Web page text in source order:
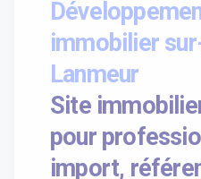
immobilier
Lanmeur
Site
pour
import,